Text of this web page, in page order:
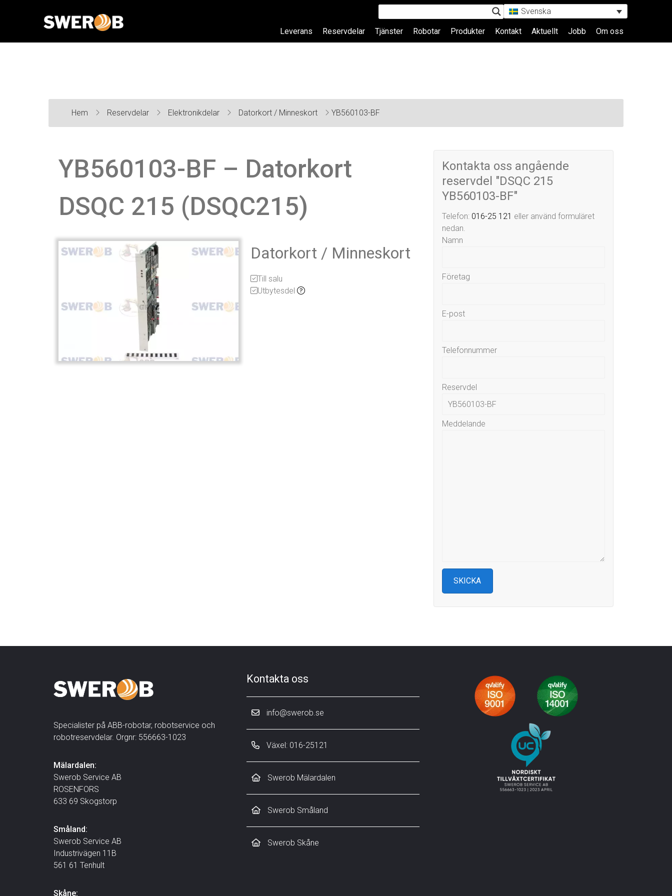
Svenska
Leverans Reservdelar Tjänster Robotar Produkter Kontakt Aktuellt Jobb Om oss
Hem Reservdelar Elektronikdelar Datorkort / Minneskort YB560103-BF
YB560103-BF – Datorkort
DSQC 215 (DSQC215)
Datorkort / Minneskort
Till salu
Utbytesdel
Kontakta oss angående
reservdel "DSQC 215
YB560103-BF"
Telefon: 016-25 121 eller använd formuläret
nedan.
Namn
Företag
E-post
Telefonnummer
Reservdel
Meddelande
Specialister på ABB-robotar, robotservice och
robotreservdelar. Orgnr: 556663-1023
Mälardalen:
Swerob Service AB
ROSENFORS
633 69 Skogstorp
Småland:
Swerob Service AB
Industrivägen 11B
561 61 Tenhult
Skåne:
Kontakta oss
info@swerob.se
Växel: 016-25121
Swerob Mälardalen
Swerob Småland
Swerob Skåne